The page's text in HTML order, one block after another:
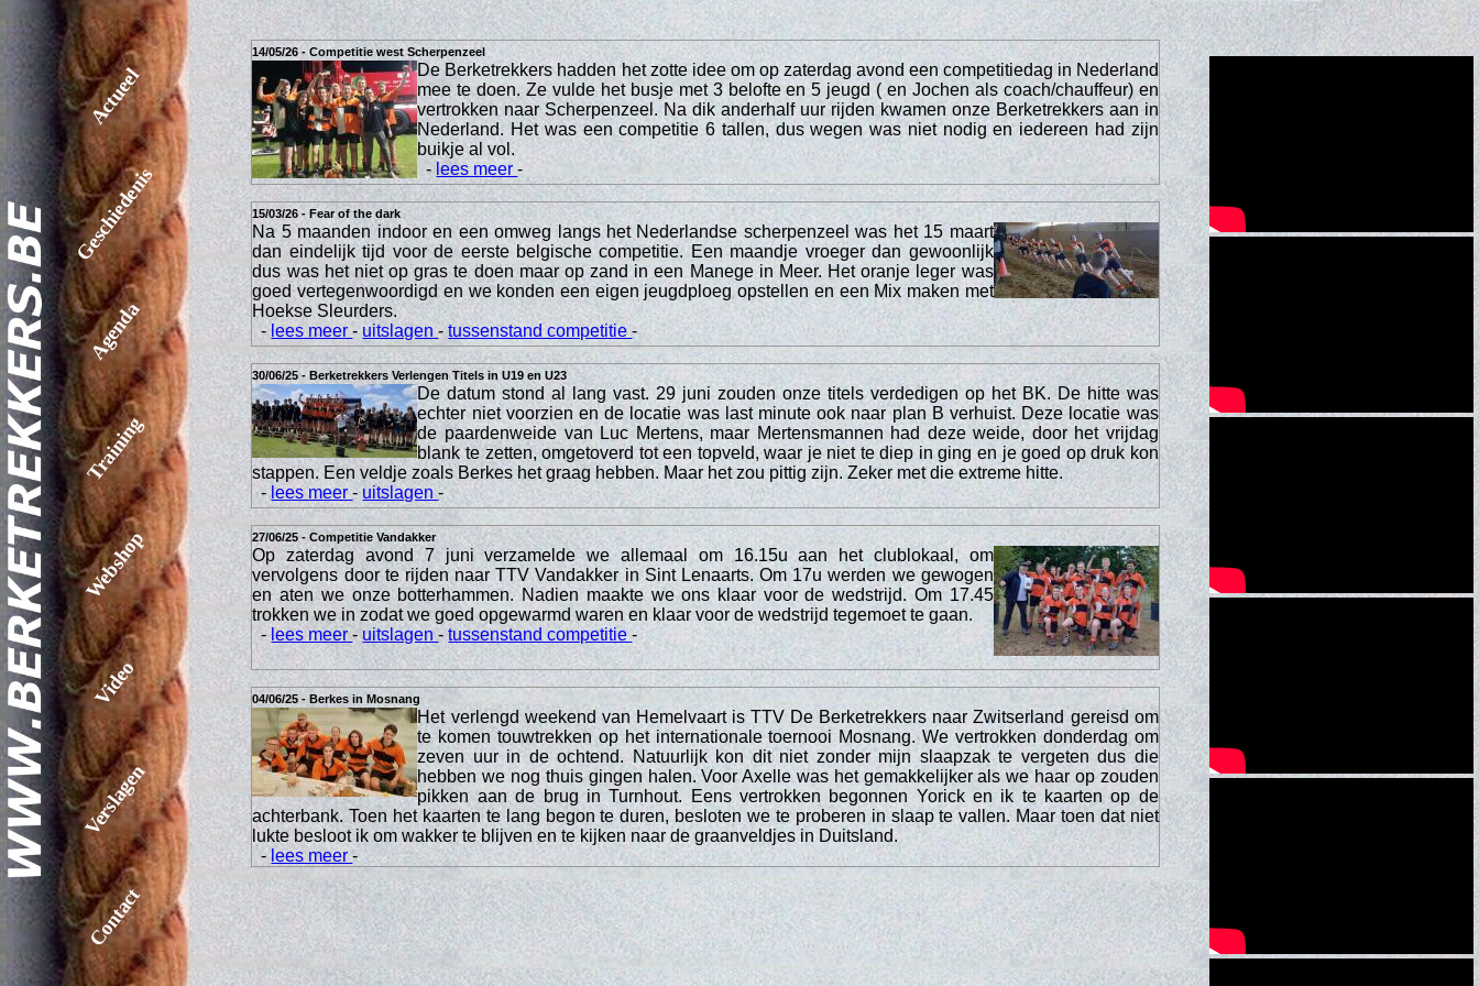
Actueel
Geschiedenis
Agenda
Training
Webshop
Video
Verslagen
Contact
14/05/26 - Competitie west Scherpenzeel
De Berketrekkers hadden het zotte idee om op zaterdag avond een competitiedag in Nederland
mee te doen. Ze vulde het busje met 3 belofte en 5 jeugd ( en Jochen als coach/chauffeur) en
vertrokken naar Scherpenzeel. Na dik anderhalf uur rijden kwamen onze Berketrekkers aan in
Nederland. Het was een competitie 6 tallen, dus wegen was niet nodig en iedereen had zijn
buikje al vol.
- lees meer-
15/03/26 - Fear of the dark
Na 5 maanden indoor en een omweg langs het Nederlandse scherpenzeel was het 15 maart
dan eindelijk tijd voor de eerste belgische competitie. Een maandje vroeger dan gewoonlijk
dus was het niet op gras te doen maar op zand in een Manege in Meer. Het oranje leger was
goed vertegenwoordigd en we konden een eigen jeugdploeg opstellen en een Mix maken met
Hoekse Sleurders.
-lees meer-uitslagen-tussenstand competitie-
30/06/25 - Berketrekkers Verlengen Titels in U19 en U23
De datum stond al lang vast. 29 juni zouden onze titels verdedigen op het BK. De hitte was
echter niet voorzien en de locatie was last minute ook naar plan B verhuist. Deze locatie was
de paardenweide van Luc Mertens, maar Mertensmannen had deze weide, door het vrijdag
blank te zetten, omgetoverd tot een topveld, waar je niet te diep in ging en je goed op druk kon
stappen. Een veldje zoals Berkes het graag hebben. Maar het zou pittig zijn. Zeker met die extreme hitte.
- lees meer-uitslagen-
27/06/25 - Competitie Vandakker
Op zaterdag avond 7 juni verzamelde we allemaal om 16.15u aan het clublokaal, om
vervolgens door te rijden naar TTV Vandakker in Sint Lenaarts. Om 17u werden we gewogen
en aten we onze botterhammen. Nadien maakte we ons klaar voor de wedstrijd. Om 17.45
trokken we in zodat we goed opgewarmd waren en klaar voor de wedstrijd tegemoet te gaan.
- lees meer-uitslagen-tussenstand competitie-
04/06/25 - Berkes in Mosnang
Het verlengd weekend van Hemelvaart is TTV De Berketrekkers naar Zwitserland gereisd om
te komen touwtrekken op het internationale toernooi Mosnang. We vertrokken donderdag om
zeven uur in de ochtend. Natuurlijk kon dit niet zonder mijn slaapzak te vergeten dus die
hebben we nog thuis gingen halen. Voor Axelle was het gemakkelijker als we haar op zouden
pikken aan de brug in Turnhout. Eens vertrokken begonnen Yorick en ik te kaarten op de
achterbank. Toen het kaarten te lang begon te duren, besloten we te proberen in slaap te vallen. Maar toen dat niet
lukte besloot ik om wakker te blijven en te kijken naar de graanveldjes in Duitsland.
-lees meer-